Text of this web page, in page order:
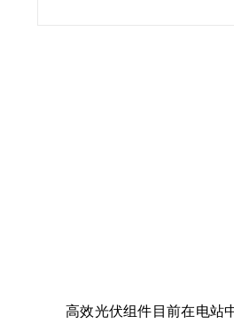
高效光伏组件目前在电站